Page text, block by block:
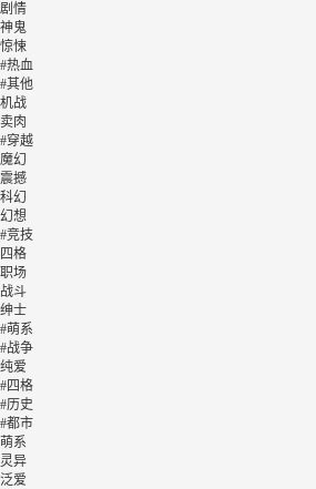
剧情
神鬼
惊悚
#热血
#其他
机战
卖肉
#穿越
魔幻
震撼
科幻
幻想
#竞技
四格
职场
战斗
绅士
#萌系
#战争
纯爱
#四格
#历史
#都市
萌系
灵异
泛爱